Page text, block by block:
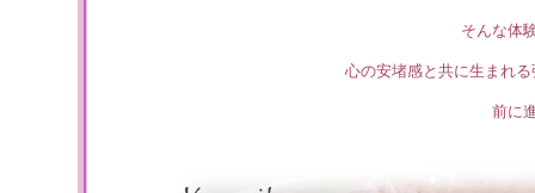
そんな体
心の安堵感と共に生まれ
前に